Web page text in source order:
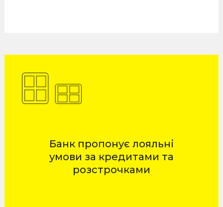
Банк пропонує лояльні
умови за кредитами та
розстрочками